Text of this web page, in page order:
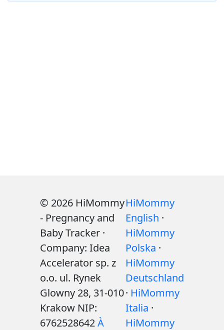
© 2026 HiMommy
- Pregnancy and
Baby Tracker ·
Company: Idea
Accelerator sp. z
o.o. ul. Rynek
Glowny 28, 31-010
Krakow NIP:
6762528642À
HiMommy
English ·
HiMommy
Polska ·
HiMommy
Deutschland
· HiMommy
Italia ·
HiMommy